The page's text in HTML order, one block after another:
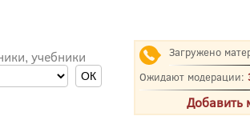
учебники Загружено
Ожидают модерации:
Добавить